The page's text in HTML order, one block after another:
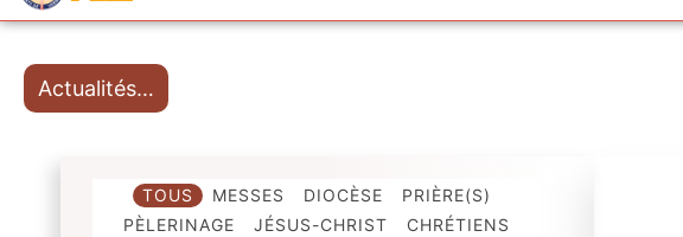
Actualités…
TOUS MESSES DIOCÈSE
PRIÈRE(S)
PÈLERINAGE
JÉSUS-CHRIST
CHRÉTIENS